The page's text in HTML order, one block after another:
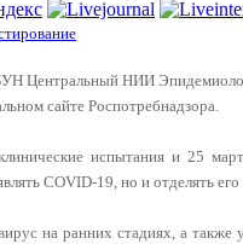
Центральный НИИ
сайте Роспотребнадзора.
испытания и 25
COVID-19, но и отделять
на ранних стадиях, а